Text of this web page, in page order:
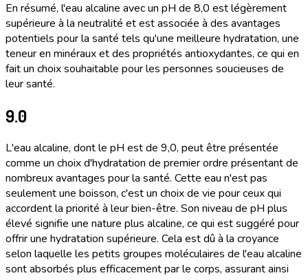
En résumé, l'eau alcaline avec un pH de 8,0 est légèrement
supérieure à la neutralité et est associée à des avantages
potentiels pour la santé tels qu'une meilleure hydratation, une
teneur en minéraux et des propriétés antioxydantes, ce qui en
fait un choix souhaitable pour les personnes soucieuses de
leur santé.
9.0
L'eau alcaline, dont le pH est de 9,0, peut être présentée
comme un choix d'hydratation de premier ordre présentant de
nombreux avantages pour la santé. Cette eau n'est pas
seulement une boisson, c'est un choix de vie pour ceux qui
accordent la priorité à leur bien-être. Son niveau de pH plus
élevé signifie une nature plus alcaline, ce qui est suggéré pour
offrir une hydratation supérieure. Cela est dû à la croyance
selon laquelle les petits groupes moléculaires de l'eau alcaline
sont absorbés plus efficacement par le corps, assurant ainsi